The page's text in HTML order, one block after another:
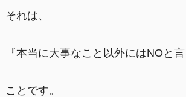
それは、
『本当に大事なこと以外にはNOと言
ことです。